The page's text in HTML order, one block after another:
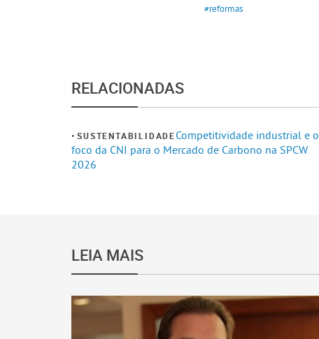
#reformas
RELACIONADAS
SUSTENTABILIDADECompetitividade industrial e o
foco da CNI para o Mercado de Carbono na SPCW
2026
LEIA MAIS